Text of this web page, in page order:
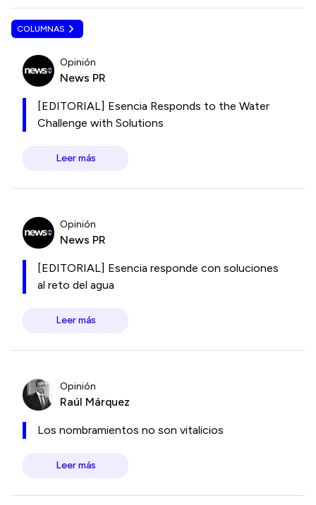
COLUMNAS
Opinión
News PR
[EDITORIAL] Esencia Responds to the Water
Challenge with Solutions
Leer más
Opinión
News PR
[EDITORIAL] Esencia responde con soluciones
al reto del agua
Leer más
Opinión
Raúl Márquez
Los nombramientos no son vitalicios
Leer más